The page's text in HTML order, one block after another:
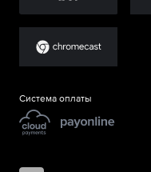
Система оплаты